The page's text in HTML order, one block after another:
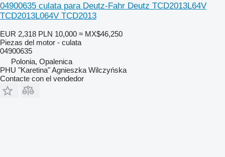
04900635 culata para Deutz-Fahr Deutz TCD2013L64V
TCD2013L064V TCD2013
EUR 2,318 PLN 10,000 ≈ MX$46,250
Piezas del motor - culata
04900635
Polonia, Opalenica
PHU "Karetina" Agnieszka Wilczyńska
Contacte con el vendedor